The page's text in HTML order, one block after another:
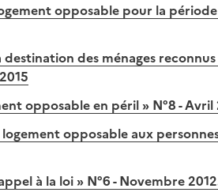
opposable pour la période
destination des ménages
opposable en péril » N°8 - Avril
opposable aux personnes
à la loi » N°6 - Novembre